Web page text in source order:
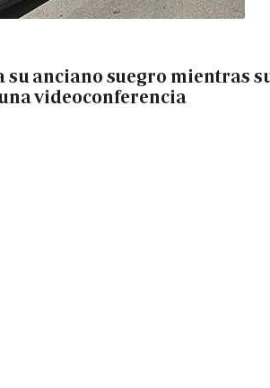
su anciano suegro mientras
videoconferencia